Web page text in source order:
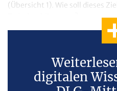
(Übersicht 1). Wie soll dieses
digitalen